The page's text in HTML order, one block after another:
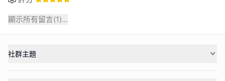
顯示所有留言(1)...
社群主題